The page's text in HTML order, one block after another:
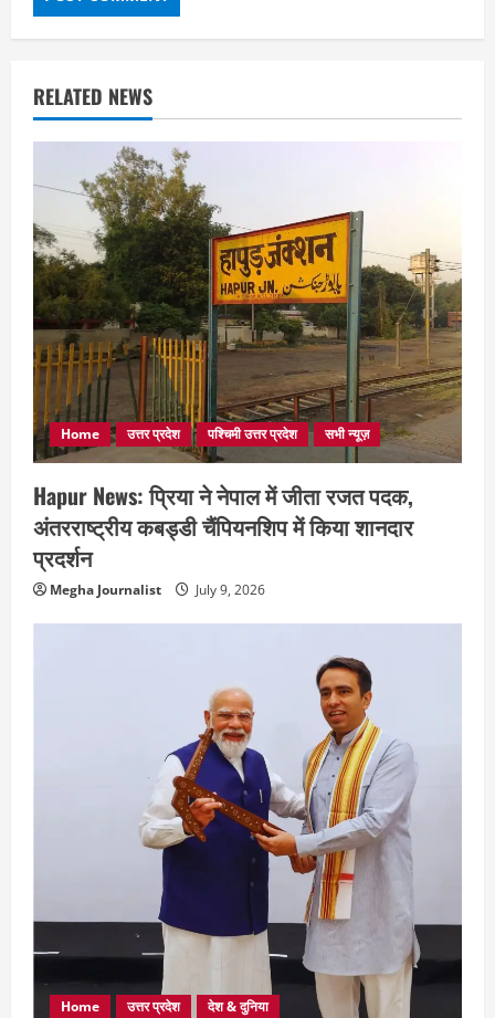
RELATED NEWS
Home उत्तर प्रदेश पश्चिमी उत्तर प्रदेश सभी न्यूज़
Hapur News: प्रिया ने नेपाल में जीता रजत पदक,
अंतरराष्ट्रीय कबड्डी चैंपियनशिप में किया शानदार
प्रदर्शन
Megha Journalist July 9, 2026
Home उत्तर प्रदेश देश & दुनिया